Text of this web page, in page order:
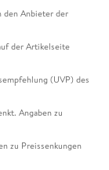
den Anbieter der
der Artikelseite
(UVP) des
Angaben zu
zu Preissenkungen